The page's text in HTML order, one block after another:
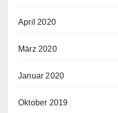
April 2020
März 2020
Januar 2020
Oktober 2019